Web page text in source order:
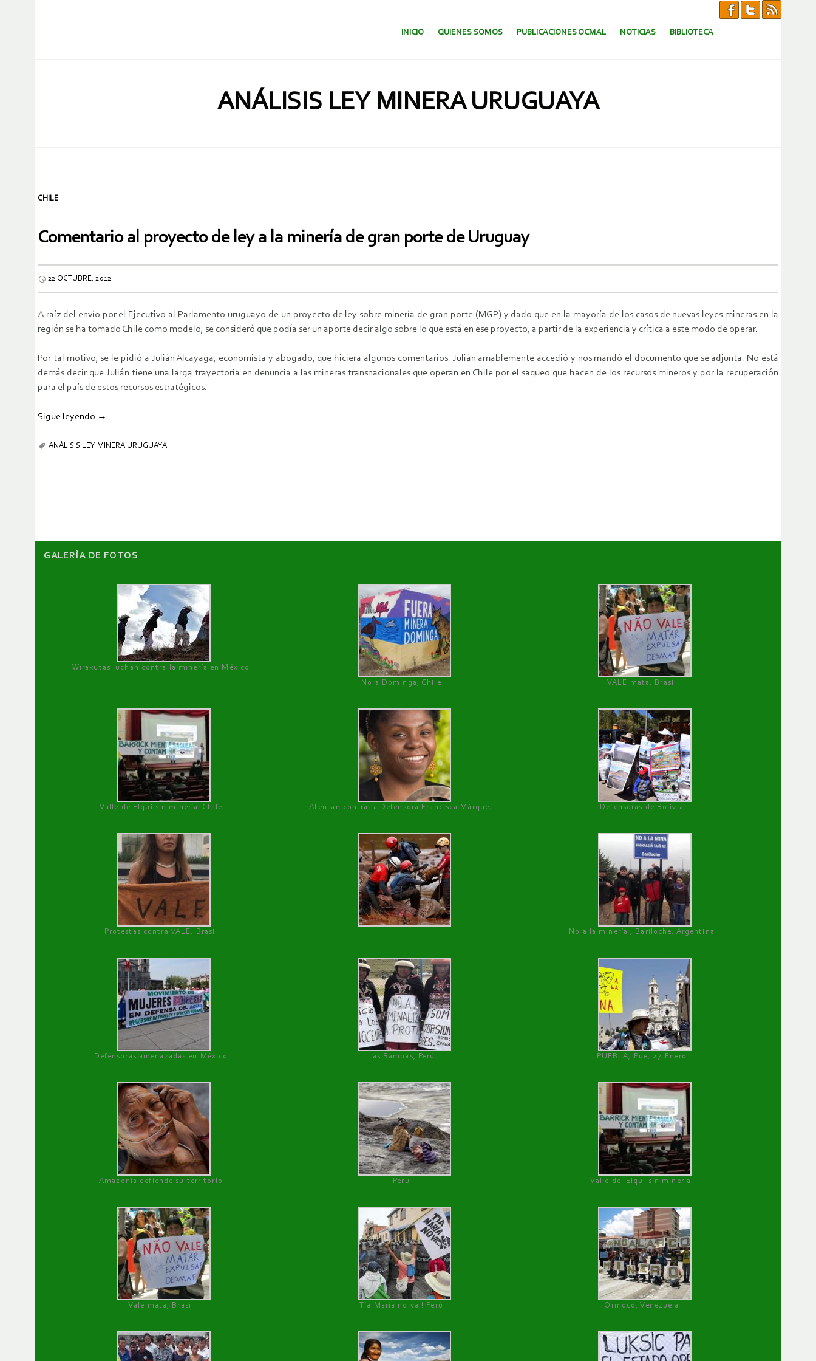
SALTAR AL CONTENIDO.
INICIO QUIENES SOMOS PUBLICACIONES OCMAL NOTICIAS BIBLIOTECA
ANÁLISIS LEY MINERA URUGUAYA
CHILE
Comentario al proyecto de ley a la minería de gran porte de Uruguay
22 OCTUBRE, 2012
A raíz del envío por el Ejecutivo al Parlamento uruguayo de un proyecto de ley sobre minería de gran porte (MGP) y dado que en la mayoría de los casos de nuevas leyes mineras en la
región se ha tomado Chile como modelo, se consideró que podía ser un aporte decir algo sobre lo que está en ese proyecto, a partir de la experiencia y crítica a este modo de operar.
Por tal motivo, se le pidió a Julián Alcayaga, economista y abogado, que hiciera algunos comentarios. Julián amablemente accedió y nos mandó el documento que se adjunta. No está
demás decir que Julián tiene una larga trayectoria en denuncia a las mineras transnacionales que operan en Chile por el saqueo que hacen de los recursos mineros y por la recuperación
para el país de estos recursos estratégicos.
Sigue leyendo →
ANÁLISIS LEY MINERA URUGUAYA
GALERÌA DE FOTOS
Wirakutas luchan contra la minería en México
No a Dominga, Chile
VALE mata, Brasil
Valle de Elqui sin minería. Chile Atentan contra la Defensora Francisca Márquez Defensoras de Bolivia
Protestas contra VALE, Brasil No a la minería , Bariloche, Argentina
Defensoras amenazadas en México Las Bambas, Perú PUEBLA, Pue, 27 Enero
Amazonía defiende su territorio Perú Valle del Elqui sin minería.
Vale mata, Brasil Tía María no va ! Perú Orinoco, Venezuela